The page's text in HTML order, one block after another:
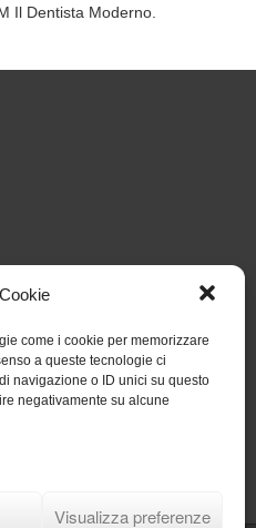
come i cookie per memorizzare
a queste tecnologie ci
navigazione o ID unici su questo
negativamente su alcune
Visualizza preferenze
Il Dentista Moderno.